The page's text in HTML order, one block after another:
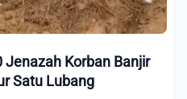
Korban Banjir
Satu Lubang